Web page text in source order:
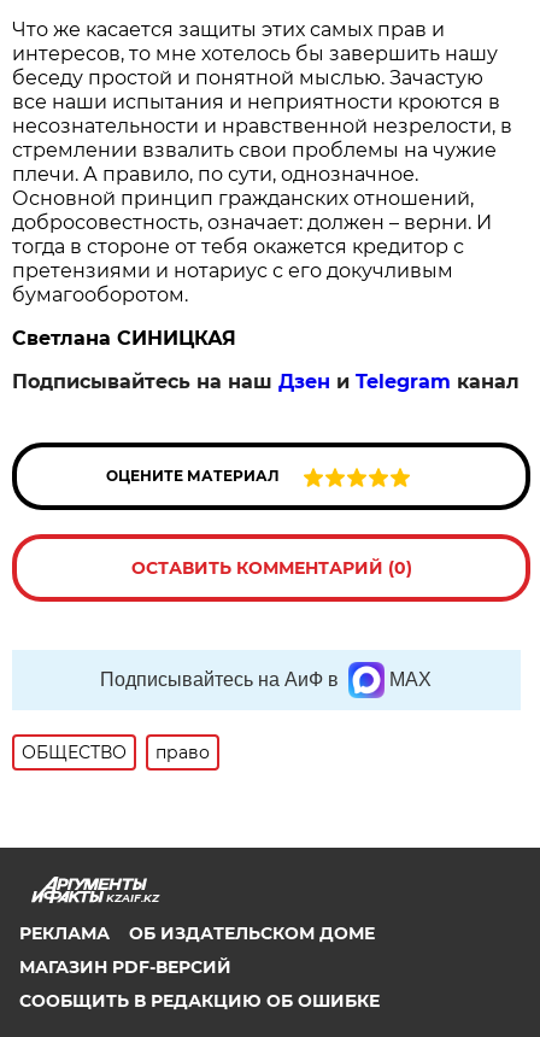
Что же касается защиты этих самых прав и
интересов, то мне хотелось бы завершить нашу
беседу простой и понятной мыслью. Зачастую
все наши испытания и неприятности кроются в
несознательности и нравственной незрелости, в
стремлении взвалить свои проблемы на чужие
плечи. А правило, по сути, однозначное.
Основной принцип гражданских отношений,
добросовестность, означает: должен – верни. И
тогда в стороне от тебя окажется кредитор с
претензиями и нотариус с его докучливым
бумагооборотом.
Светлана СИНИЦКАЯ
Подписывайтесь на нашДзен иTelegram канал
ОЦЕНИТЕ МАТЕРИАЛ
ОСТАВИТЬ КОММЕНТАРИЙ (0)
Подписывайтесь на АиФ в MAX
ОБЩЕСТВО право
KZAIF.KZ
РЕКЛАМА
ОБ ИЗДАТЕЛЬСКОМ ДОМЕ
МАГАЗИН PDF-ВЕРСИЙ
СООБЩИТЬ В РЕДАКЦИЮ ОБ ОШИБКЕ